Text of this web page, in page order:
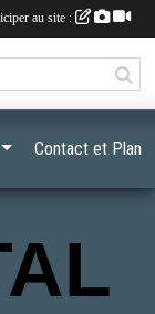
Contact et Plan
au site :